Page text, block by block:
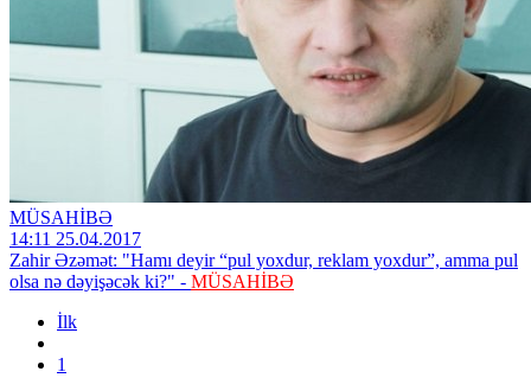
MÜSAHİBƏ
14:11 25.04.2017
Zahir Əzəmət: "Hamı deyir “pul yoxdur, reklam yoxdur”, amma pul
olsa nə dəyişəcək ki?" - MÜSAHİBƏ
İlk
1